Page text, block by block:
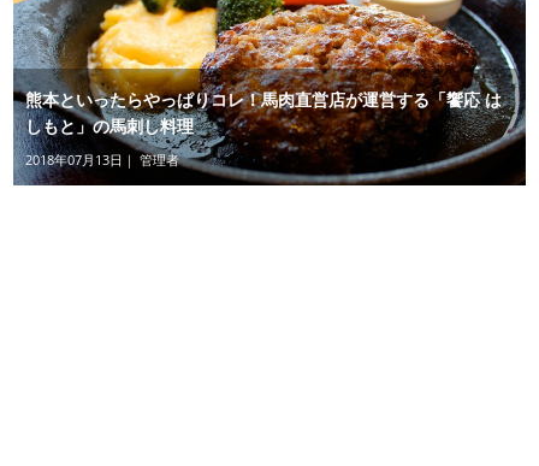
熊本といったらやっぱりコレ！馬肉直営店が運営する「饗応 は
しもと」の馬刺し料理
2018年07月13日｜ 管理者